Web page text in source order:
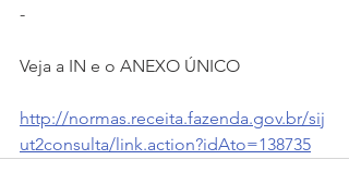
-
Veja a IN e o ANEXO ÚNICO
http://normas.receita.fazenda.gov.br/sij
ut2consulta/link.action?idAto=138735